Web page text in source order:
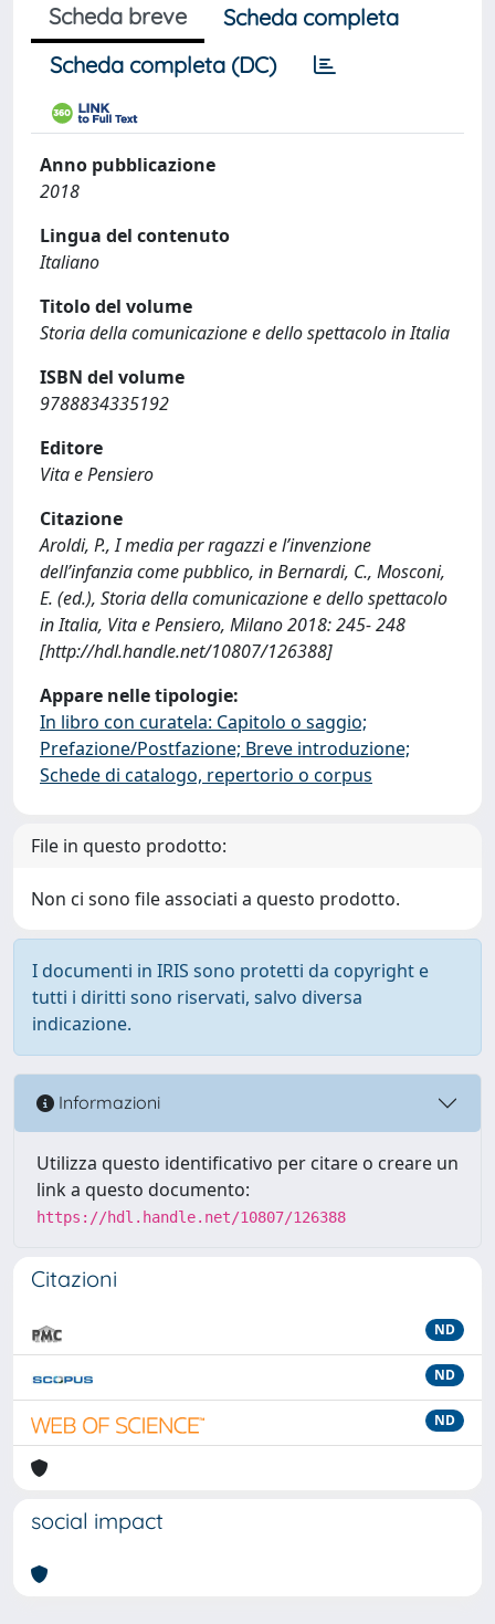
Scheda breve
Scheda completa
Scheda completa (DC)
Anno pubblicazione
2018
Lingua del contenuto
Italiano
Titolo del volume
Storia della comunicazione e dello spettacolo in Italia
ISBN del volume
9788834335192
Editore
Vita e Pensiero
Citazione
Aroldi, P., I media per ragazzi e l’invenzione
dell’infanzia come pubblico, in Bernardi, C., Mosconi,
E. (ed.), Storia della comunicazione e dello spettacolo
in Italia, Vita e Pensiero, Milano 2018: 245- 248
[http://hdl.handle.net/10807/126388]
Appare nelle tipologie:
In libro con curatela: Capitolo o saggio;
Prefazione/Postfazione; Breve introduzione;
Schede di catalogo, repertorio o corpus
File in questo prodotto:
Non ci sono file associati a questo prodotto.
I documenti in IRIS sono protetti da copyright e
tutti i diritti sono riservati, salvo diversa
indicazione.
Informazioni
Utilizza questo identificativo per citare o creare un
link a questo documento:
https://hdl.handle.net/10807/126388
Citazioni
ND
ND
ND
social impact